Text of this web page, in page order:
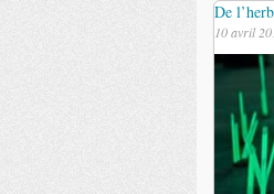
De
10 avril